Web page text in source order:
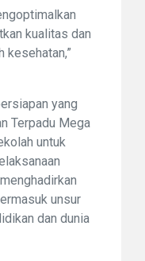
kualitas dan
kesehatan,”
yang
Terpadu Mega
untuk
unsur
dan dunia